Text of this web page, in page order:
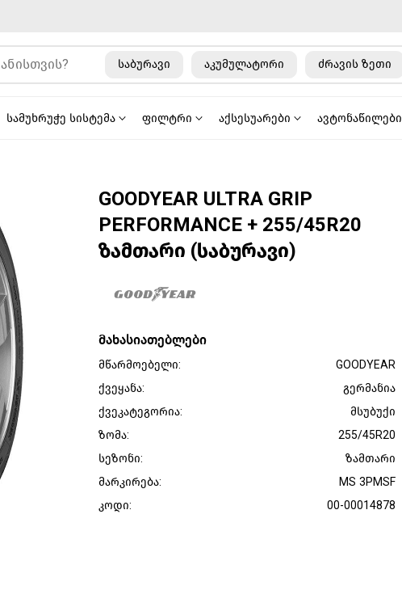
საბურავი აკუმულატორი ძრავის ზეთი
სამუხრუჭე სისტემა ფილტრი აქსესუარები ავტონაწილები
GOODYEAR ULTRA GRIP
PERFORMANCE + 255/45R20
ზამთარი (საბურავი)
მახასიათებლები
მწარმოებელი:
GOODYEAR
ქვეყანა:
გერმანია
ქვეკატეგორია:
მსუბუქი
ზომა:
255/45R20
სეზონი:
ზამთარი
მარკირება:
MS 3PMSF
კოდი:
00-00014878